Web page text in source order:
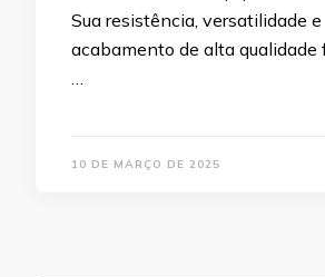
Sua resistência, versatilidade e
acabamento de alta qualidade
10 DE MARÇO DE 2025